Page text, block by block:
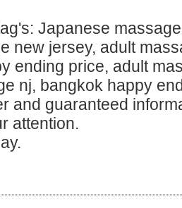
Japanese
new jersey, adult
ending price, adult
nj, bangkok happy
and guaranteed
attention.